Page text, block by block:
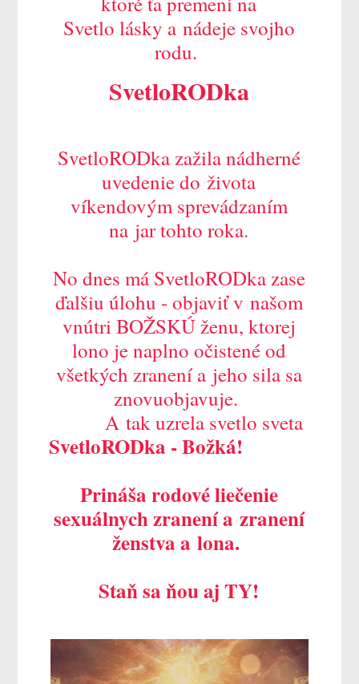
Svetlo lásky a nádeje svojho
rodu.
SvetloRODka
SvetloRODka zažila nádherné
uvedenie do života
víkendovým sprevádzaním
na jar tohto roka.
No dnes má SvetloRODka zase
ďalšiu úlohu - objaviť v našom
vnútri BOŽSKÚ ženu, ktorej
lono je naplno očistené od
všetkých zranení a jeho sila sa
znovuobjavuje.
A tak uzrela svetlo sveta
SvetloRODka - Božká!
Prináša rodové liečenie
sexuálnych zranení a zranení
ženstva a lona.
Staň sa ňou aj TY!